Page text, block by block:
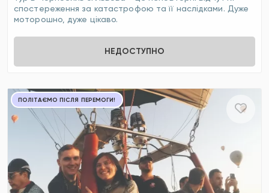
спостереження за катастрофою та її наслідками. Дуже
моторошно, дуже цікаво.
НЕДОСТУПНО
ПОЛІТАЄМО ПІСЛЯ ПЕРЕМОГИ!